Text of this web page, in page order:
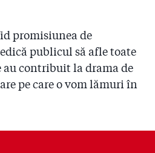
mințită!
Colectiv – „Luptați pentru
Colectiv. Vi-l mai amintiți pe
a venit noaptea cu dosărelul să
în regulă”?!
promisiunea de
publicul să afle toate
au contribuit la drama de
pe care o vom lămuri în